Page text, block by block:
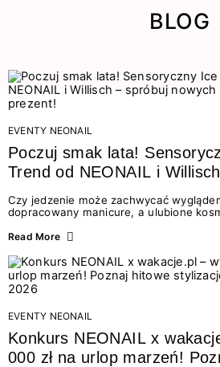
BLOG
EVENTY NEONAIL
Poczuj smak lata!
Trend od NEONAIL i
nowych lodów i odbierz
Czy jedzenie może zachwycać
dopracowany manicure, a ulubione
świata beauty i oszałamiających
zmysłami: przez soczysty kolor,
orzeźwiający zapach i słodki akcent na
NEONAIL łączy siły z marką Willisch,
na styku jedzenia i piękna....
Read More
EVENTY NEONAIL
Konkurs NEONAIL x
000 zł na urlop marzeń!